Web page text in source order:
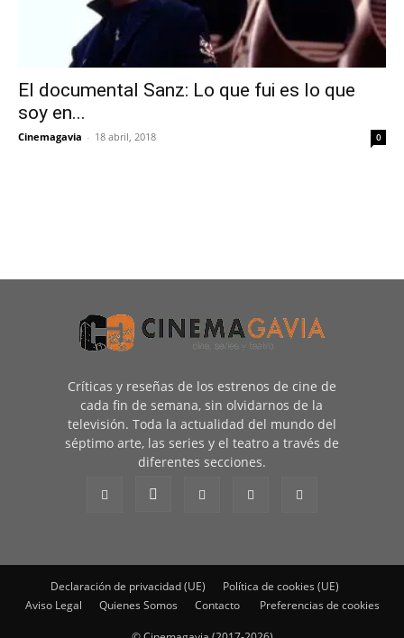
El documental Sanz: Lo que fui es lo que
soy en...
Cinemagavia - 18 abril, 2018 0
Críticas y reseñas de los estrenos de cine de
cada fin de semana, sin olvidarnos de la
televisión. Toda la actualidad del mundo del
séptimo arte, las series y el teatro a través de
diferentes secciones.
Declaración de privacidad (UE)
Política de cookies (UE)
Aviso Legal
Quienes Somos Contacto Preferencias de cookies